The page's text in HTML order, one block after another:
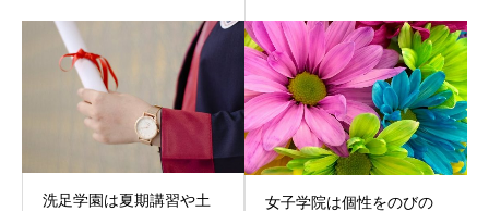
洗足学園は夏期講習や土
女子学院は個性をのびの